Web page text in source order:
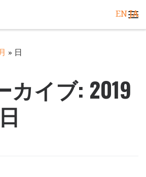
プ
» 日
カイブ: 2019
EN JA